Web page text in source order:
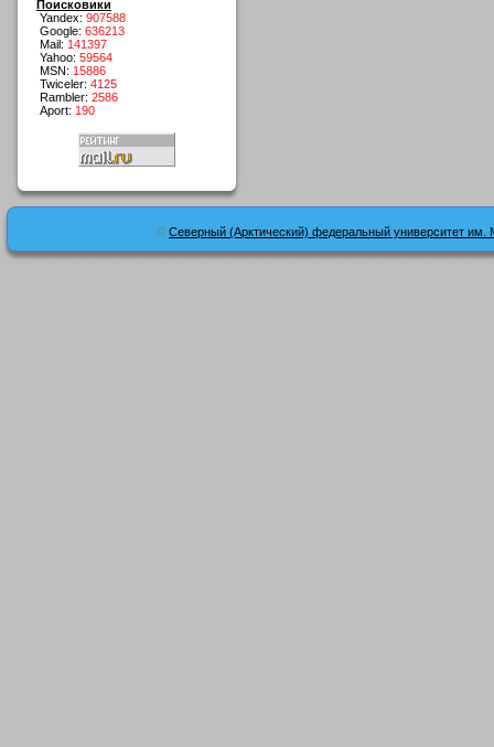
Поисковики
Yandex: 907588
Google: 636213
Mail: 141397
Yahoo: 59564
MSN: 15886
Twiceler: 4125
Rambler: 2586
Aport: 190
© Северный (Арктический) федеральный университет